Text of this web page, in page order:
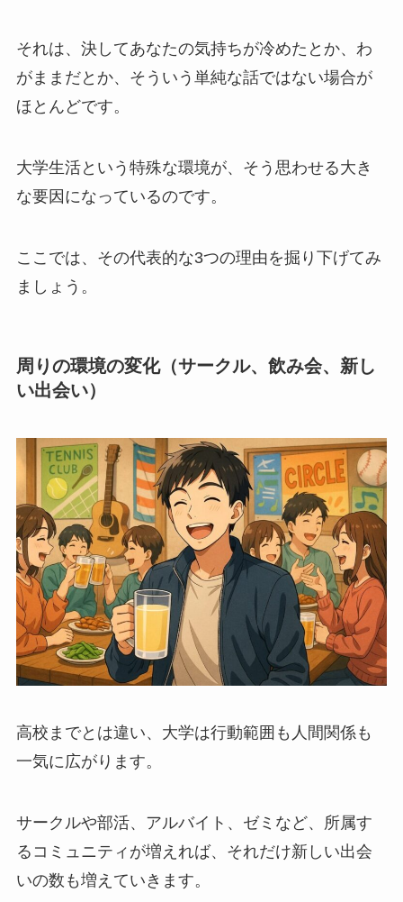
それは、決してあなたの気持ちが冷めたとか、わ
がままだとか、そういう単純な話ではない場合が
ほとんどです。
大学生活という特殊な環境が、そう思わせる大き
な要因になっているのです。
ここでは、その代表的な3つの理由を掘り下げてみ
ましょう。
周りの環境の変化（サークル、飲み会、新し
い出会い）
高校までとは違い、大学は行動範囲も人間関係も
一気に広がります。
サークルや部活、アルバイト、ゼミなど、所属す
るコミュニティが増えれば、それだけ新しい出会
いの数も増えていきます。